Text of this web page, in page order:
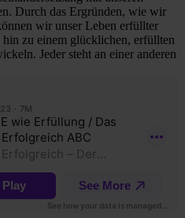
Durch das Ergründen, wie wir
wir unser Leben erfüllter
hin zu einem glücklichen, erfüllten
Jeder steht an einer anderen